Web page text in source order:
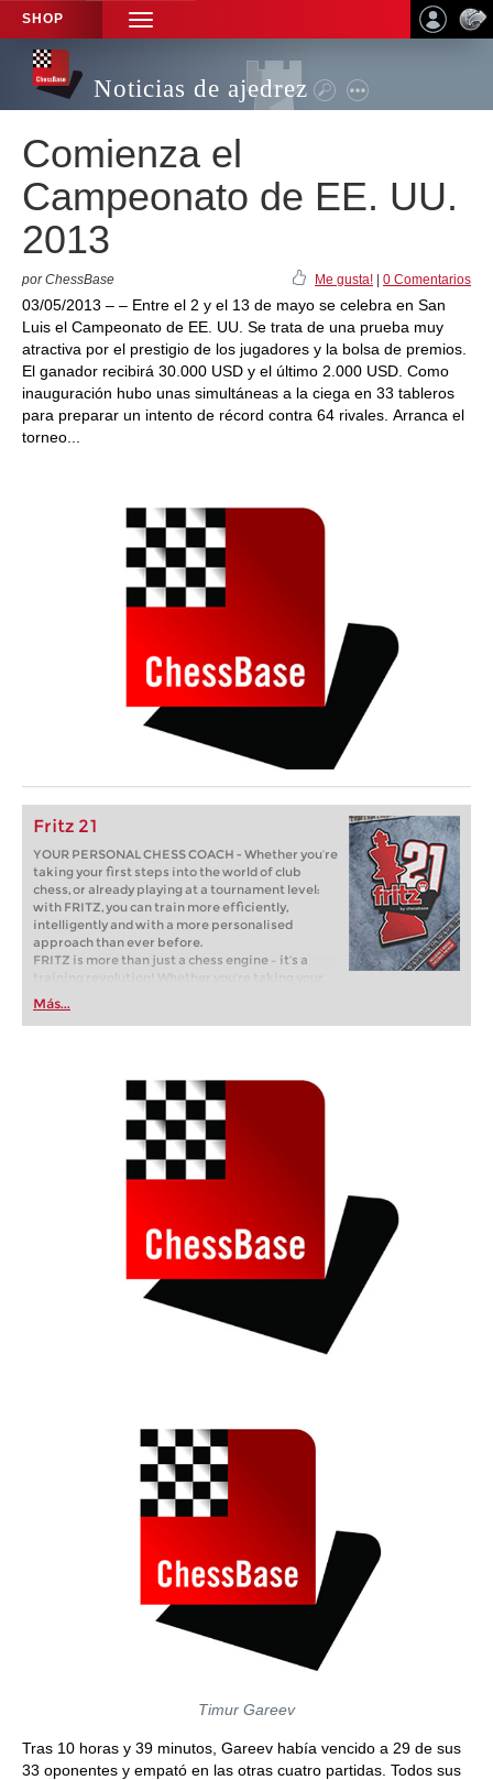
SHOP
TOGGLE
NAVIGATION
Noticias de ajedrez
Comienza el
Campeonato de EE. UU.
2013
por ChessBase Me gusta! 0 Comentarios
03/05/2013 – – Entre el 2 y el 13 de mayo se celebra en San
Luis el Campeonato de EE. UU. Se trata de una prueba muy
atractiva por el prestigio de los jugadores y la bolsa de premios.
El ganador recibirá 30.000 USD y el último 2.000 USD. Como
inauguración hubo unas simultáneas a la ciega en 33 tableros
para preparar un intento de récord contra 64 rivales. Arranca el
torneo...
Fritz 21
YOUR PERSONAL CHESS COACH - Whether you’re
taking your first steps into the world of club
chess, or already playing at a tournament level:
with FRITZ, you can train more efficiently,
intelligently and with a more personalised
approach than ever before.
FRITZ is more than just a chess engine – it’s a
training revolution! Whether you’re taking your
first steps into the world of club chess, or already
playing at a tournament level: with FRITZ, you can
train more efficiently, intelligently and with a
Más...
Timur Gareev
Tras 10 horas y 39 minutos, Gareev había vencido a 29 de sus
33 oponentes y empató en las otras cuatro partidas. Todos sus